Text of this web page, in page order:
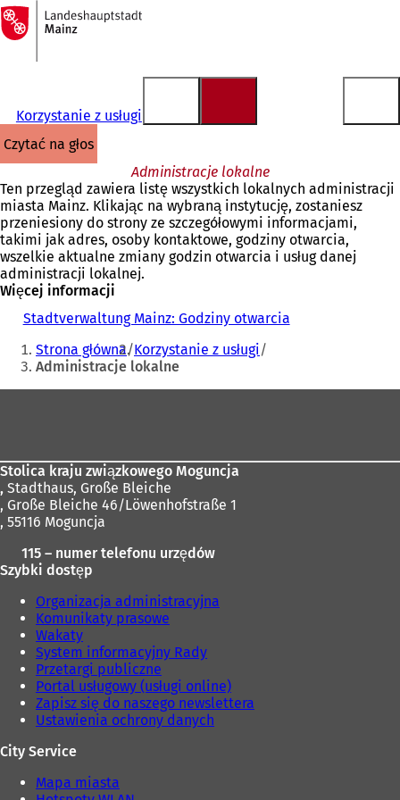
Przejdź do treści
Do
strony
głównej
Korzystanie z usługi
czytać na głos
Administracje lokalne
Ten przegląd zawiera listę wszystkich lokalnych administracji
miasta Mainz. Klikając na wybraną instytucję, zostaniesz
przeniesiony do strony ze szczegółowymi informacjami,
takimi jak adres, osoby kontaktowe, godziny otwarcia,
wszelkie aktualne zmiany godzin otwarcia i usług danej
administracji lokalnej.
Więcej informacji
Stadtverwaltung Mainz: Godziny otwarcia
Jesteś
tutaj:
Strona główna Korzystanie z usługi
Administracje lokalne
Stolica kraju związkowego Moguncja
, Stadthaus, Große Bleiche
, Große Bleiche 46/Löwenhofstraße 1
, 55116 Moguncja
115 – numer telefonu urzędów
Szybki dostęp
Organizacja administracyjna
Komunikaty prasowe
Wakaty
System informacyjny Rady
Przetargi publiczne
Portal usługowy (usługi online)
Zapisz się do naszego newslettera
Ustawienia ochrony danych
City Service
Mapa miasta